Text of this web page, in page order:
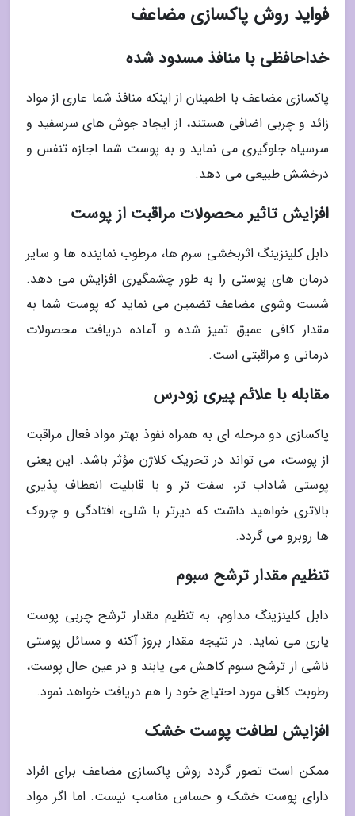
فواید روش پاکسازی مضاعف
خداحافظی با منافذ مسدود شده
پاکسازی مضاعف با اطمینان از اینکه منافذ شما عاری از مواد
زائد و چربی اضافی هستند، از ایجاد جوش های سرسفید و
سرسیاه جلوگیری می نماید و به پوست شما اجازه تنفس و
درخشش طبیعی می دهد.
افزایش تاثیر محصولات مراقبت از پوست
دابل کلینزینگ اثربخشی سرم ها، مرطوب نماینده ها و سایر
درمان های پوستی را به طور چشمگیری افزایش می دهد.
شست وشوی مضاعف تضمین می نماید که پوست شما به
مقدار کافی عمیق تمیز شده و آماده دریافت محصولات
درمانی و مراقبتی است.
مقابله با علائم پیری زودرس
پاکسازی دو مرحله ای به همراه نفوذ بهتر مواد فعال مراقبت
از پوست، می تواند در تحریک کلاژن مؤثر باشد. این یعنی
پوستی شاداب تر، سفت تر و با قابلیت انعطاف پذیری
بالاتری خواهید داشت که دیرتر با شلی، افتادگی و چروک
ها روبرو می گردد.
تنظیم مقدار ترشح سبوم
دابل کلینزینگ مداوم، به تنظیم مقدار ترشح چربی پوست
یاری می نماید. در نتیجه مقدار بروز آکنه و مسائل پوستی
ناشی از ترشح سبوم کاهش می یابند و در عین حال پوست،
رطوبت کافی مورد احتیاج خود را هم دریافت خواهد نمود.
افزایش لطافت پوست خشک
ممکن است تصور گردد روش پاکسازی مضاعف برای افراد
دارای پوست خشک و حساس مناسب نیست. اما اگر مواد